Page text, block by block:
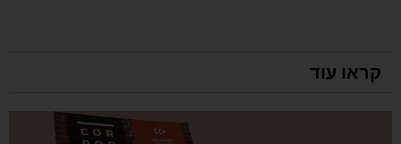
קראו עוד